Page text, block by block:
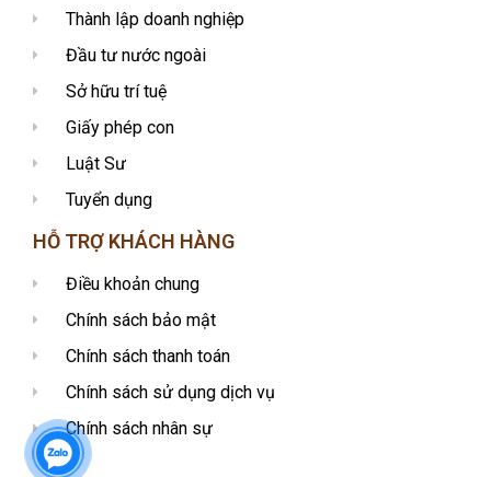
Thành lập doanh nghiệp
Đầu tư nước ngoài
Sở hữu trí tuệ
Giấy phép con
Luật Sư
Tuyển dụng
HỖ TRỢ KHÁCH HÀNG
Điều khoản chung
Chính sách bảo mật
Chính sách thanh toán
Chính sách sử dụng dịch vụ
Chính sách nhân sự